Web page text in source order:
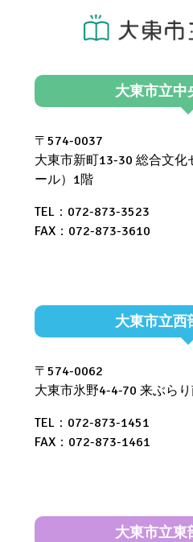
大東市立中
〒574-0037
大東市新町13-30 総合文化
ール）1階
TEL：072-873-3523
FAX：072-873-3610
大東市立西
〒574-0062
大東市氷野4-4-70 来ぶら
TEL：072-873-1451
FAX：072-873-1461
大東市立東